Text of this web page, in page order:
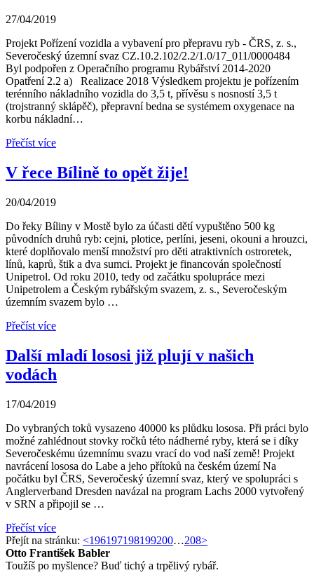
27/04/2019
Projekt Pořízení vozidla a vybavení pro přepravu ryb - ČRS, z. s.,
Severočeský územní svaz CZ.10.2.102/2.2/1.0/17_011/0000484
Byl podpořen z Operačního programu Rybářství 2014-2020
Opatření 2.2 a) Realizace 2018 Výsledkem projektu je pořízením
terénního nákladního vozidla do 3,5 t, přívěsu s nosností 3,5 t
(trojstranný sklápěč), přepravní bedna se systémem oxygenace na
korbu nákladní…
Přečíst více
V řece Bílině to opět žije!
20/04/2019
Do řeky Bíliny v Mostě bylo za účasti dětí vypuštěno 500 kg
původních druhů ryb: cejni, plotice, perlíni, jeseni, okouni a hrouzci,
které doplňovalo menší množství pro děti atraktivních ostroretek,
línů, kaprů, štik a dva sumci. Projekt je financován společností
Unipetrol. Od roku 2010, tedy od začátku spolupráce mezi
Unipetrolem a Českým rybářským svazem, z. s., Severočeským
územním svazem bylo …
Přečíst více
Další mladí lososi již plují v našich
vodách
17/04/2019
Do vybraných toků vysazeno 40000 ks plůdku lososa. Při práci bylo
možné zahlédnout stovky ročků této nádherné ryby, která se i díky
Severočeskému územnímu svazu vrací do vod naší země! Projekt
navrácení lososa do Labe a jeho přítoků na českém území Na
počátku byl ČRS, Severočeský územní svaz, který ve spolupráci s
Anglerverband Dresden navázal na program Lachs 2000 vytvořený
v SRN a připojil se …
Přečíst více
Přejít na stránku: <196197198199200…208>
Otto František Babler
Toužíš po myšlence? Buď tichý a trpělivý rybář.